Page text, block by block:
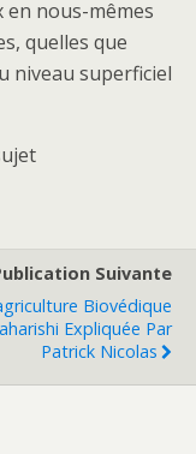
nous-mêmes
quelles que
niveau superficiel
Suivante
Biovédique
Expliquée Par
Patrick Nicolas